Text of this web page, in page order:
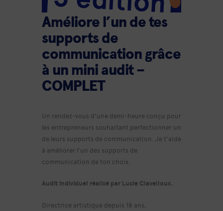
Améliore l’un de tes
supports de
communication grâce
à un mini audit –
COMPLET
Un rendez-vous d’une demi-heure conçu pour
les entrepreneurs souhaitant perfectionner un
de leurs supports de communication. Je t’aide
à améliorer l’un des supports de
communication de ton choix.
Audit individuel réalisé par Lucie Clavelloux.
Directrice artistique depuis 18 ans,